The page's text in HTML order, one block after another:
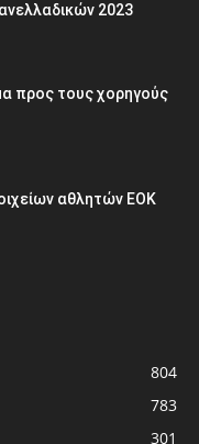
2023
προς τους χορηγούς
αθλητών ΕΟΚ
804
783
301